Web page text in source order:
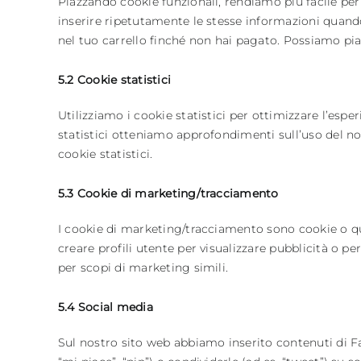
inserire ripetutamente le stesse informazioni
nel tuo carrello finché non hai pagato. Possiamo
5.2 Cookie statistici
Utilizziamo i cookie statistici per ottimizzare
statistici otteniamo approfondimenti sull’uso del
cookie statistici.
5.3 Cookie di marketing/tracciamento
I cookie di marketing/tracciamento sono cookie o
creare profili utente per visualizzare pubblicità o
per scopi di marketing simili.
5.4 Social media
Sul nostro sito web abbiamo inserito contenuti di